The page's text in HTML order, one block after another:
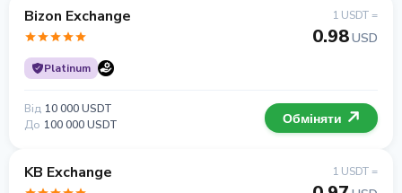
Bizon Exchange
Platinum
1 USDT =
0.98USD
Від 10 000 USDT
До 100 000 USDT Обміняти
KB Exchange 1 USDT =